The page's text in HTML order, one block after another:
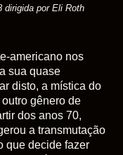
dirigida por Eli Roth
americano nos
sua quase
disto, a mística do
gênero de
dos anos 70,
a transmutação
que decide fazer